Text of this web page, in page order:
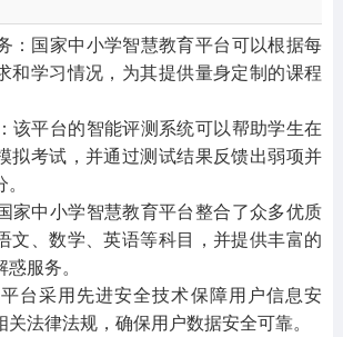
：国家中小学智慧教育平台可以根据每
和学习情况，为其提供量身定制的课程
该平台的智能评测系统可以帮助学生在
拟考试，并通过测试结果反馈出弱项并
家中小学智慧教育平台整合了众多优质
文、数学、英语等科目，并提供丰富的
服务。
台采用先进安全技术保障用户信息安
法律法规，确保用户数据安全可靠。